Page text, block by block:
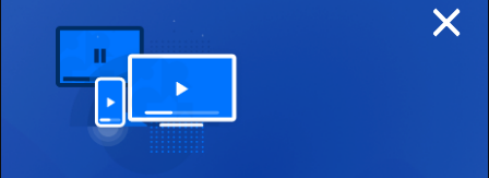
Assembleia da República na Nunciatura Apostólica e celebra a
Missa das Vésperas no Mosteiro dos Jerónimos.
JMJ - Francisco já está em Portugal. Emissão
manhã 2 de agosto
02 ago. 2023
A emissão da Antena1 acompanhou esta manhã a chegada do
×